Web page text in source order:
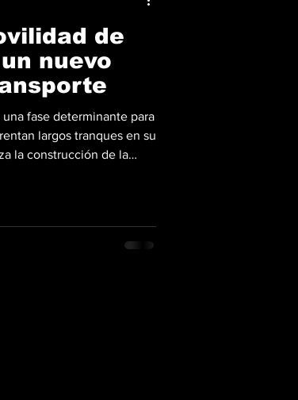
de
nuevo
fase determinante para
largos tranques en su
la construcción de la
de precalificación